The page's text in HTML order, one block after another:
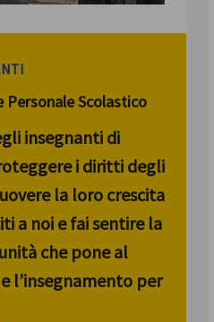
Personale Scolastico
insegnanti di
i diritti degli
la loro crescita
a noi e fai sentire la
che pone al
l’insegnamento per